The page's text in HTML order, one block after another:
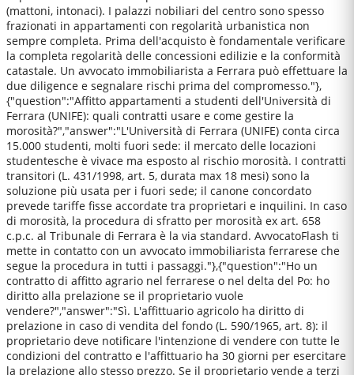
(mattoni, intonaci). I palazzi nobiliari del centro sono spesso
frazionati in appartamenti con regolarità urbanistica non
sempre completa. Prima dell'acquisto è fondamentale verificare
la completa regolarità delle concessioni edilizie e la conformità
catastale. Un avvocato immobiliarista a Ferrara può effettuare la
due diligence e segnalare rischi prima del compromesso."},
{"question":"Affitto appartamenti a studenti dell'Università di
Ferrara (UNIFE): quali contratti usare e come gestire la
morosità?","answer":"L'Università di Ferrara (UNIFE) conta circa
15.000 studenti, molti fuori sede: il mercato delle locazioni
studentesche è vivace ma esposto al rischio morosità. I contratti
transitori (L. 431/1998, art. 5, durata max 18 mesi) sono la
soluzione più usata per i fuori sede; il canone concordato
prevede tariffe fisse accordate tra proprietari e inquilini. In caso
di morosità, la procedura di sfratto per morosità ex art. 658
c.p.c. al Tribunale di Ferrara è la via standard. AvvocatoFlash ti
mette in contatto con un avvocato immobiliarista ferrarese che
segue la procedura in tutti i passaggi."},{"question":"Ho un
contratto di affitto agrario nel ferrarese o nel delta del Po: ho
diritto alla prelazione se il proprietario vuole
vendere?","answer":"Sì. L'affittuario agricolo ha diritto di
prelazione in caso di vendita del fondo (L. 590/1965, art. 8): il
proprietario deve notificare l'intenzione di vendere con tutte le
condizioni del contratto e l'affittuario ha 30 giorni per esercitare
la prelazione allo stesso prezzo. Se il proprietario vende a terzi